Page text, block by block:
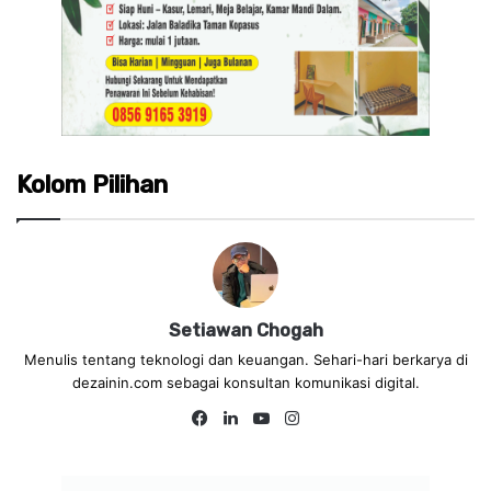
Kolom Pilihan
Setiawan Chogah
Menulis tentang teknologi dan keuangan. Sehari-hari berkarya di
dezainin.com sebagai konsultan komunikasi digital.
Fa
Lin
Yo